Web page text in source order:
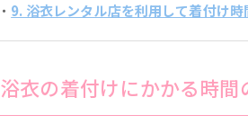
9. 浴衣レンタル店を利用して着付け
浴衣の着付けにかかる時間